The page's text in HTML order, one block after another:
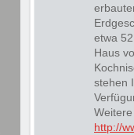
etwa
Haus
stehen
http://